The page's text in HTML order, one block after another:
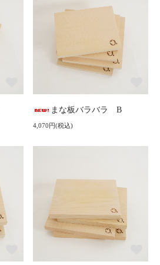
まな板バラバラ B
4,070円(税込)